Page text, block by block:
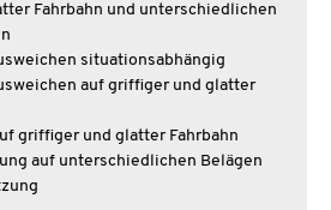
Fahrbahn und unterschiedlichen
situationsabhängig
auf griffiger und glatter
griffiger und glatter Fahrbahn
auf unterschiedlichen Belägen